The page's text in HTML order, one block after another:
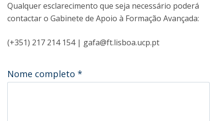
Qualquer esclarecimento que seja necessário poderá
contactar o Gabinete de Apoio à Formação Avançada:
(+351) 217 214 154 | gafa@ft.lisboa.ucp.pt
Nome completo *